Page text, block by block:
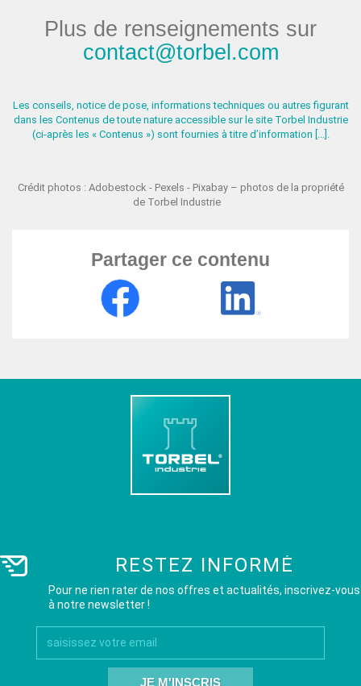
Plus de renseignements sur
contact@torbel.com
Les conseils, notice de pose, informations techniques ou autres figurant
dans les Contenus de toute nature accessible sur le site Torbel Industrie
(ci-après les « Contenus ») sont fournies à titre d’information [...].
Crédit photos : Adobestock - Pexels - Pixabay – photos de la propriété
de Torbel Industrie
Partager ce contenu
RESTEZ INFORMÉ
Pour ne rien rater de nos offres et actualités, inscrivez-vous
à notre newsletter !
JE M'INSCRIS